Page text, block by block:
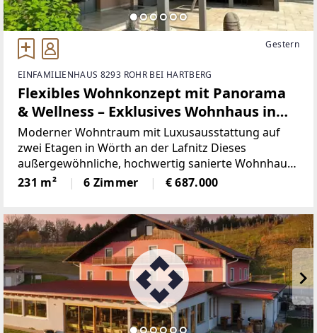
Gestern
EINFAMILIENHAUS 8293 ROHR BEI HARTBERG
Flexibles Wohnkonzept mit Panorama
& Wellness – Exklusives Wohnhaus in
Wörth a. d. Lafnitz
Moderner Wohntraum mit Luxusausstattung auf
zwei Etagen in Wörth an der Lafnitz Dieses
außergewöhnliche, hochwertig sanierte Wohnhaus
überzeugt durch Großzügigkeit, modernste Technik
und maximale Nutzungsflexibilität. Die Immobilie
231 m² 6 Zimmer € 687.000